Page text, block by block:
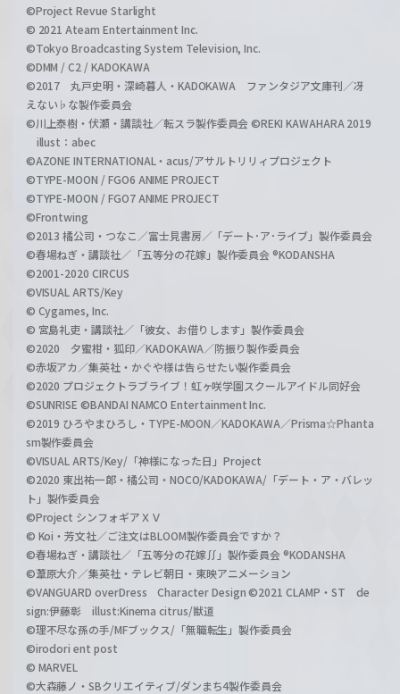
©Project Revue Starlight
© 2021 Ateam Entertainment Inc.
©Tokyo Broadcasting System Television, Inc.
©DMM / C2 / KADOKAWA
©2017 丸戸史明・深崎暮人・KADOKAWA ファンタジア文庫刊／冴
えない♭な製作委員会
©川上泰樹・伏瀬・講談社／転スラ製作委員会 ©REKI KAWAHARA 2019
illust：abec
©AZONE INTERNATIONAL・acus/アサルトリリィプロジェクト
©TYPE-MOON / FGO6 ANIME PROJECT
©TYPE-MOON / FGO7 ANIME PROJECT
©Frontwing
©2013 橘公司・つなこ／富士見書房／「デート･ア･ライブ」製作委員会
©春場ねぎ・講談社／「五等分の花嫁」製作委員会 ®KODANSHA
©2001-2020 CIRCUS
©VISUAL ARTS/Key
© Cygames, Inc.
© 宮島礼吏・講談社／「彼女、お借りします」製作委員会
©2020 夕蜜柑・狐印／KADOKAWA／防振り製作委員会
©赤坂アカ／集英社・かぐや様は告らせたい製作委員会
©2020 プロジェクトラブライブ！虹ヶ咲学園スクールアイドル同好会
©SUNRISE ©BANDAI NAMCO Entertainment Inc.
©2019 ひろやまひろし・TYPE-MOON／KADOKAWA／Prisma☆Phanta
sm製作委員会
©VISUAL ARTS/Key/「神様になった日」Project
©2020 東出祐一郎・橘公司・NOCO/KADOKAWA/「デート・ア・バレッ
ト」製作委員会
©Project シンフォギアＸＶ
© Koi・芳文社／ご注文はBLOOM製作委員会ですか？
©春場ねぎ・講談社／「五等分の花嫁∬」製作委員会 ®KODANSHA
©葦原大介／集英社・テレビ朝日・東映アニメーション
©VANGUARD overDress Character Design ©2021 CLAMP・ST de
sign:伊藤彰 illust:Kinema citrus/獣道
©理不尽な孫の手/MFブックス/「無職転生」製作委員会
©irodori ent post
© MARVEL
©大森藤ノ・SBクリエイティブ/ダンまち4製作委員会